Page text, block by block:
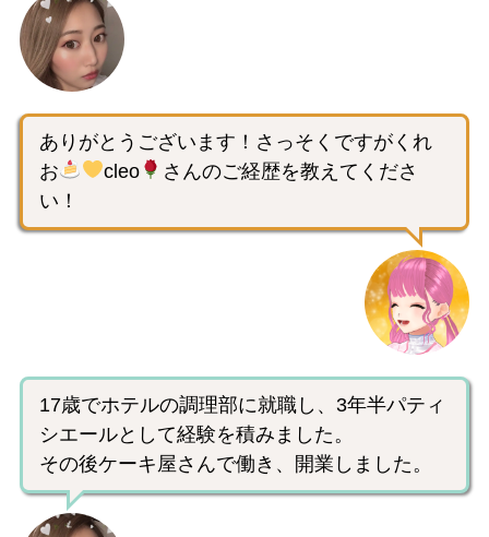
ありがとうございます！さっそくですがくれ
お
cleo
さんのご経歴を教えてくださ
い！
17歳でホテルの調理部に就職し、3年半パティ
シエールとして経験を積みました。
その後ケーキ屋さんで働き、開業しました。